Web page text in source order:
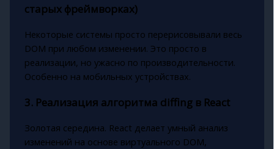
старых фреймворках)
Некоторые системы просто перерисовывали весь
DOM при любом изменении. Это просто в
реализации, но ужасно по производительности.
Особенно на мобильных устройствах.
3. Реализация алгоритма diffing в React
Золотая середина. React делает умный анализ
изменений на основе виртуального DOM,